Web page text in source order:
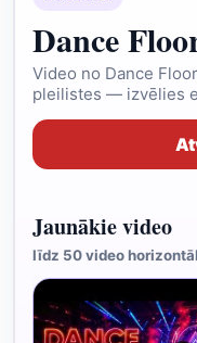
Dance
Video no Dance
pleilistes — izvēlies
Jaunākie video
līdz 50 video